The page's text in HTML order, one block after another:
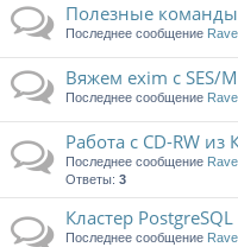
Полезные команды
Последнее сообщение
Вяжем exim c SES/
Последнее сообщение
Работа с CD-RW из
Последнее сообщение
Ответы: 3
Кластер
Последнее сообщение